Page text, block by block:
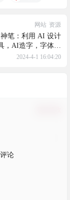
网站 资源
笔：利用 AI 设计
，AI造字，字体版
权归自己
2024-4-1 16:04:20
论